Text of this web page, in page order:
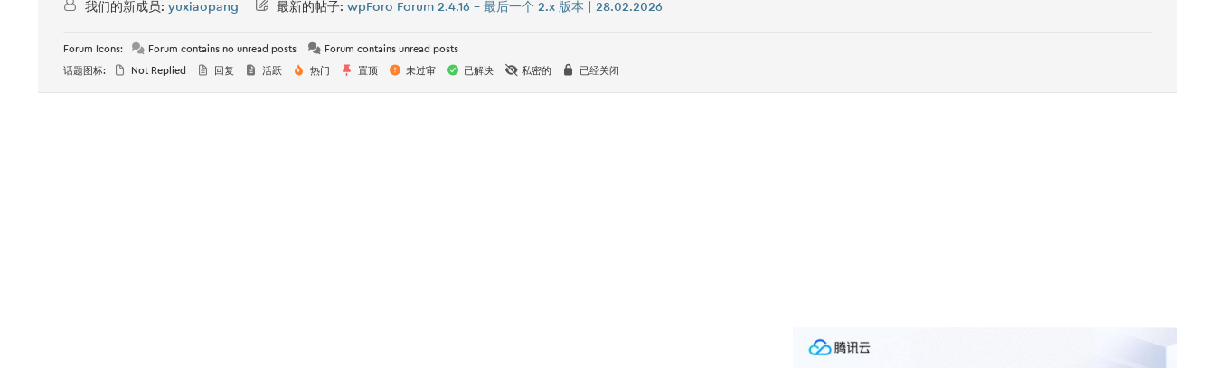
我们的新成员: yuxiaopang 最新的帖子: wpForo Forum 2.4.16 – 最后一个 2.x 版本 | 28.02.2026
Forum Icons: Forum contains no unread posts Forum contains unread posts
话题图标: Not Replied 回复 活跃 热门 置顶 未过审 已解决 私密的 已经关闭